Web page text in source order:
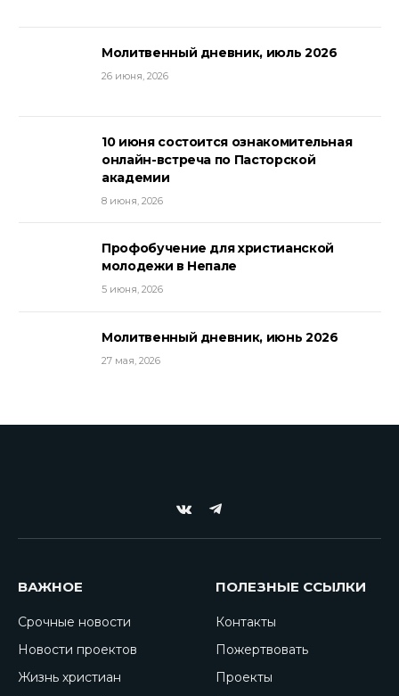
Молитвенный дневник, июль 2026
26 июня, 2026
10 июня состоится ознакомительная
онлайн-встреча по Пасторской
академии
8 июня, 2026
Профобучение для христианской
молодежи в Непале
5 июня, 2026
Молитвенный дневник, июнь 2026
27 мая, 2026
VKontakte
Telegram
ВАЖНОЕ
Срочные новости
Новости проектов
Жизнь христиан
ПОЛЕЗНЫЕ ССЫЛКИ
Контакты
Пожертвовать
Проекты